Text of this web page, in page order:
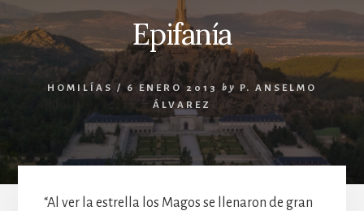
Epifanía
HOMILÍAS / 6 ENERO 2013 by
P. ANSELMO
ÁLVAREZ
“Al ver la estrella los Magos se llenaron de gran